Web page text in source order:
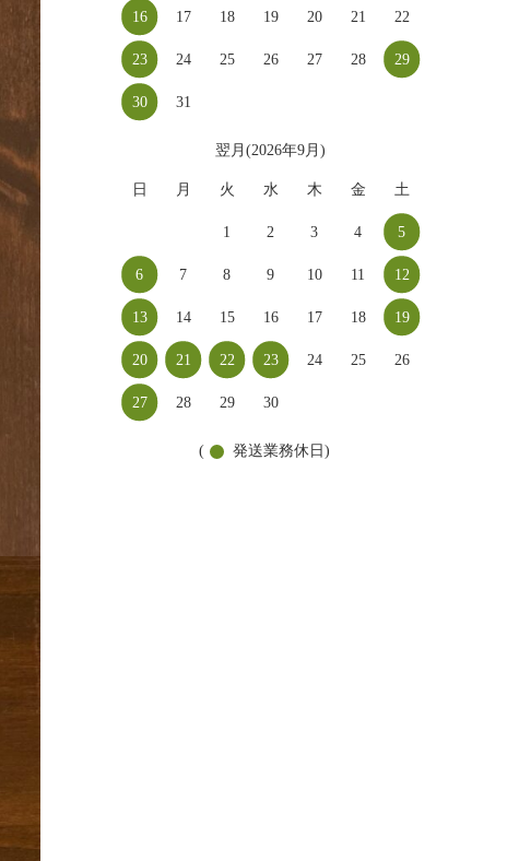
16 17 18 19 20 21 22
23 24 25 26 27 28 29
30 31
翌月(2026年9月)
日 月 火 水 木 金 土
1 2 3 4 5
6 7 8 9 10 11 12
13 14 15 16 17 18 19
20 21 22 23 24 25 26
27 28 29 30
( 発送業務休日)